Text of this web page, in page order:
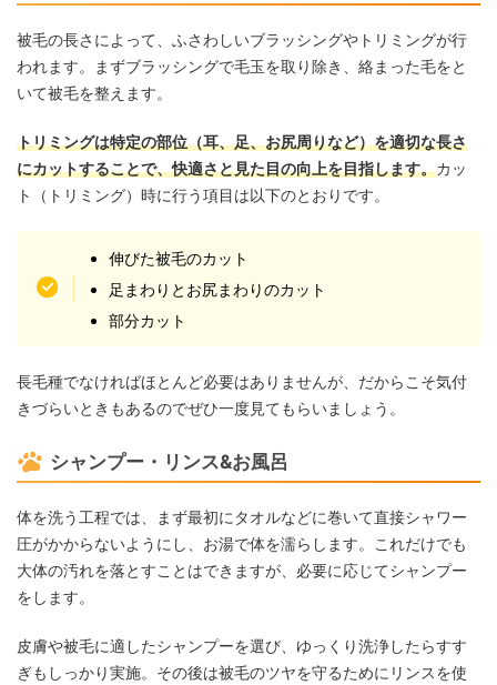
被毛の長さによって、ふさわしいブラッシングやトリミングが行
われます。まずブラッシングで毛玉を取り除き、絡まった毛をと
いて被毛を整えます。
トリミングは特定の部位（耳、足、お尻周りなど）を適切な長さ
にカットすることで、快適さと見た目の向上を目指します。カッ
ト（トリミング）時に行う項目は以下のとおりです。
伸びた被毛のカット
足まわりとお尻まわりのカット
部分カット
長毛種でなければほとんど必要はありませんが、だからこそ気付
きづらいときもあるのでぜひ一度見てもらいましょう。
シャンプー・リンス&お風呂
体を洗う工程では、まず最初にタオルなどに巻いて直接シャワー
圧がかからないようにし、お湯で体を濡らします。これだけでも
大体の汚れを落とすことはできますが、必要に応じてシャンプー
をします。
皮膚や被毛に適したシャンプーを選び、ゆっくり洗浄したらすす
ぎもしっかり実施。その後は被毛のツヤを守るためにリンスを使